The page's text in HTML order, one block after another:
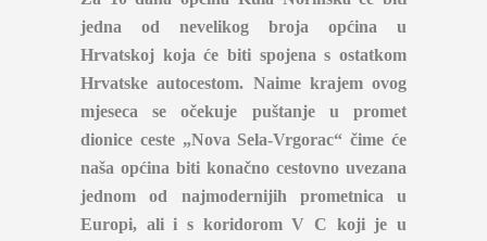
jedna od nevelikog broja općina u
Hrvatskoj koja će biti spojena s ostatkom
Hrvatske autocestom. Naime krajem ovog
mjeseca se očekuje puštanje u promet
dionice ceste „Nova Sela-Vrgorac“ čime će
naša općina biti konačno cestovno uvezana
jednom od najmodernijih prometnica u
Europi, ali i s koridorom V C koji je u